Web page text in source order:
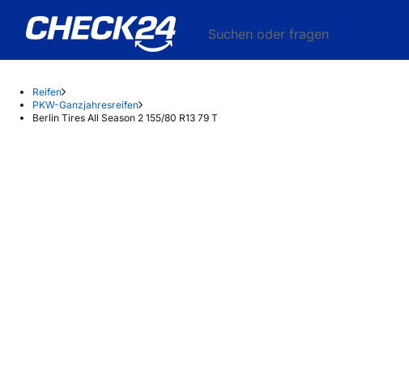
Suchen oder fragen
Reifen
PKW-Ganzjahresreifen
Berlin Tires All Season 2 155/80 R13 79 T